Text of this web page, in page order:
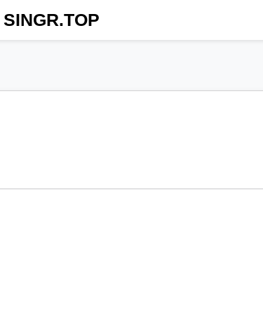
SINGR.TOP